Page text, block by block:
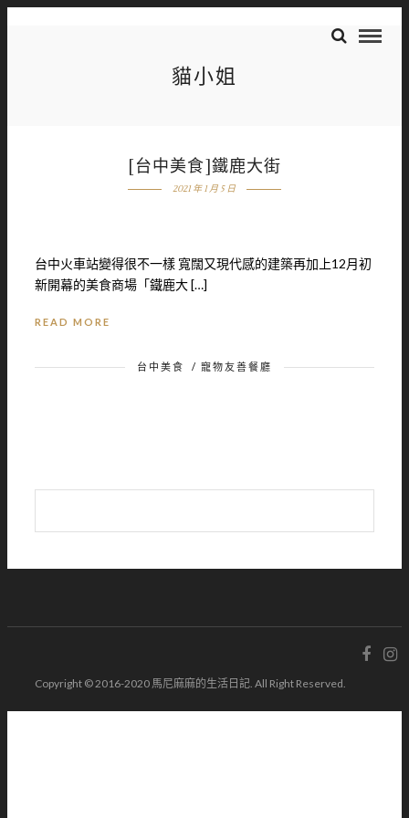
貓小姐
[台中美食]鐵鹿大街
2021 年 1 月 5 日
台中火車站變得很不一樣 寬闊又現代感的建築再加上12月初
新開幕的美食商場「鐵鹿大 […]
READ MORE
台中美食 / 寵物友善餐廳
Copyright © 2016-2020 馬尼麻麻的生活日記. All Right Reserved.